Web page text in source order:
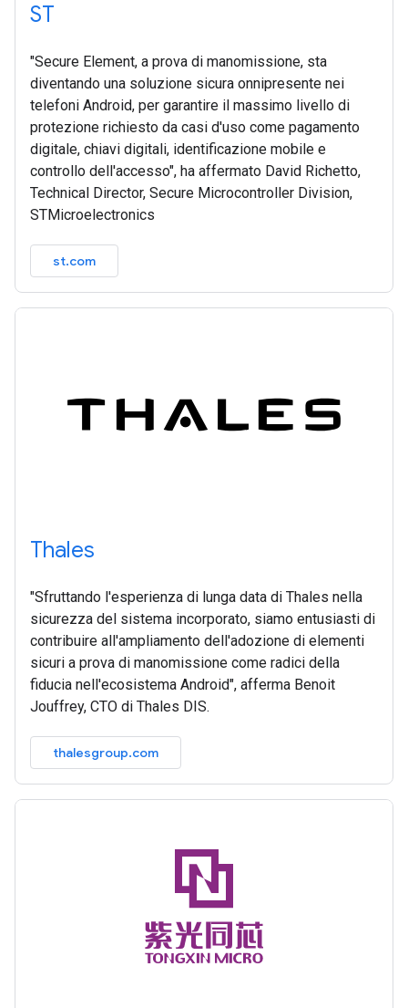
ST
"Secure Element, a prova di manomissione, sta
diventando una soluzione sicura onnipresente nei
telefoni Android, per garantire il massimo livello di
protezione richiesto da casi d'uso come pagamento
digitale, chiavi digitali, identificazione mobile e
controllo dell'accesso", ha affermato David Richetto,
Technical Director, Secure Microcontroller Division,
STMicroelectronics
st.com
Thales
"Sfruttando l'esperienza di lunga data di Thales nella
sicurezza del sistema incorporato, siamo entusiasti di
contribuire all'ampliamento dell'adozione di elementi
sicuri a prova di manomissione come radici della
fiducia nell'ecosistema Android", afferma Benoit
Jouffrey, CTO di Thales DIS.
thalesgroup.com